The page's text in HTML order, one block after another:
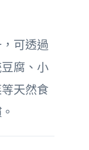
可透過
腐、小
天然食